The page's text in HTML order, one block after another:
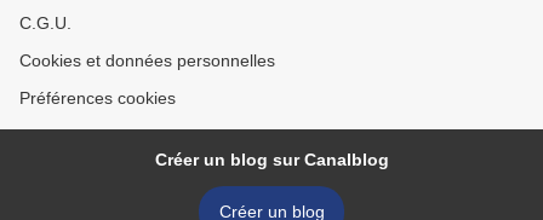
C.G.U.
Cookies et données personnelles
Préférences cookies
Créer un blog sur Canalblog
Créer un blog